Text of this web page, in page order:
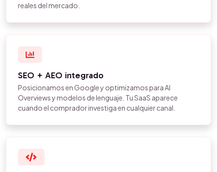
reales del mercado.
SEO + AEO integrado
Posicionamos en Google y optimizamos para AI
Overviews y modelos de lenguaje. Tu SaaS aparece
cuando el comprador investiga en cualquier canal.